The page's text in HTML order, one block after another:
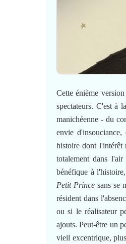
Cette énième
spectateurs. C'est à
manichéenne - du
envie
histoire dont l'intérêt
totalement dans
bénéfique à
Petit Prince sans se
résident dans
ou si le réalisateur
ajouts. Peut-être un
vieil excentrique,